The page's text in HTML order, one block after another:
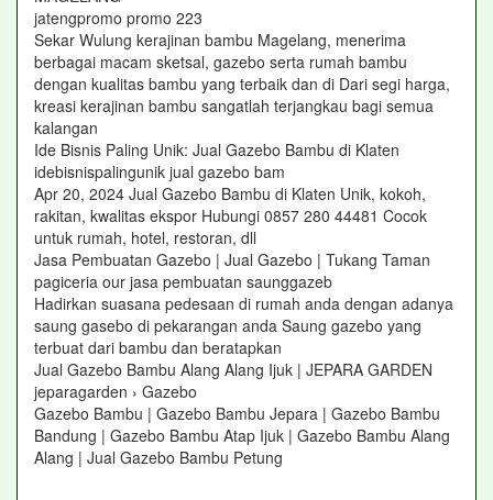
jatengpromo promo 223
Sekar Wulung kerajinan bambu Magelang, menerima
berbagai macam sketsal, gazebo serta rumah bambu
dengan kualitas bambu yang terbaik dan di Dari segi harga,
kreasi kerajinan bambu sangatlah terjangkau bagi semua
kalangan
Ide Bisnis Paling Unik: Jual Gazebo Bambu di Klaten
idebisnispalingunik jual gazebo bam
Apr 20, 2024 Jual Gazebo Bambu di Klaten Unik, kokoh,
rakitan, kwalitas ekspor Hubungi 0857 280 44481 Cocok
untuk rumah, hotel, restoran, dll
Jasa Pembuatan Gazebo | Jual Gazebo | Tukang Taman
pagiceria our jasa pembuatan saunggazeb
Hadirkan suasana pedesaan di rumah anda dengan adanya
saung gasebo di pekarangan anda Saung gazebo yang
terbuat dari bambu dan beratapkan
Jual Gazebo Bambu Alang Alang Ijuk | JEPARA GARDEN
jeparagarden › Gazebo
Gazebo Bambu | Gazebo Bambu Jepara | Gazebo Bambu
Bandung | Gazebo Bambu Atap Ijuk | Gazebo Bambu Alang
Alang | Jual Gazebo Bambu Petung